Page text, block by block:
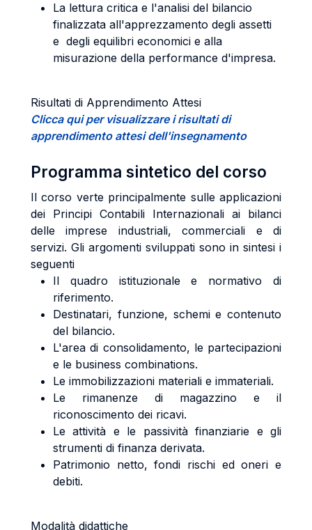
La lettura critica e l'analisi del bilancio
finalizzata all'apprezzamento degli assetti
e degli equilibri economici e alla
misurazione della performance d'impresa.
Risultati di Apprendimento Attesi
Clicca qui per visualizzare i risultati di
apprendimento attesi dell'insegnamento
Programma sintetico del corso
Il corso verte principalmente sulle applicazioni
dei Principi Contabili Internazionali ai bilanci
delle imprese industriali, commerciali e di
servizi. Gli argomenti sviluppati sono in sintesi i
seguenti
Il quadro istituzionale e normativo di
riferimento.
Destinatari, funzione, schemi e contenuto
del bilancio.
L'area di consolidamento, le partecipazioni
e le business combinations.
Le immobilizzazioni materiali e immateriali.
Le rimanenze di magazzino e il
riconoscimento dei ricavi.
Le attività e le passività finanziarie e gli
strumenti di finanza derivata.
Patrimonio netto, fondi rischi ed oneri e
debiti.
Modalità didattiche